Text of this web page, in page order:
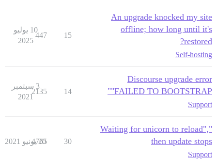
An upgrade knocked my site
offline; how long until it's
restored?
Self-hosting
15
447
10 يوليو
2025
Discourse upgrade error
"FAILED TO BOOTSTRAP"
Support
14
2135
3 سبتمبر
2021
"Waiting for unicorn to reload",
then update stops
Support
30
4765
20 يونيو 2021